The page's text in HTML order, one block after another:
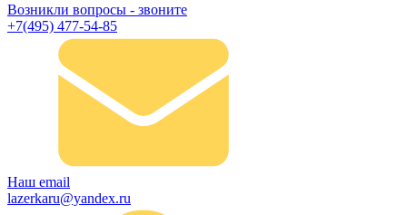
Возникли вопросы - звоните
+7(495) 477-54-85
Наш email
lazerkaru@yandex.ru